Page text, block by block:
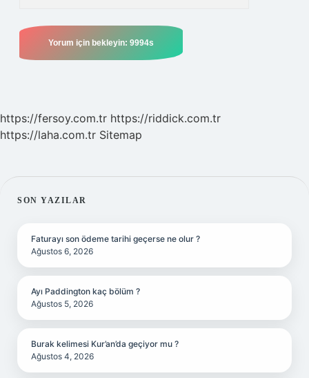
https://fersoy.com.tr https://riddick.com.tr
https://laha.com.tr Sitemap
SIDEBAR
SON YAZILAR
Faturayı son ödeme tarihi geçerse ne olur ?
Ağustos 6, 2026
Ayı Paddington kaç bölüm ?
Ağustos 5, 2026
Burak kelimesi Kur’an’da geçiyor mu ?
Ağustos 4, 2026